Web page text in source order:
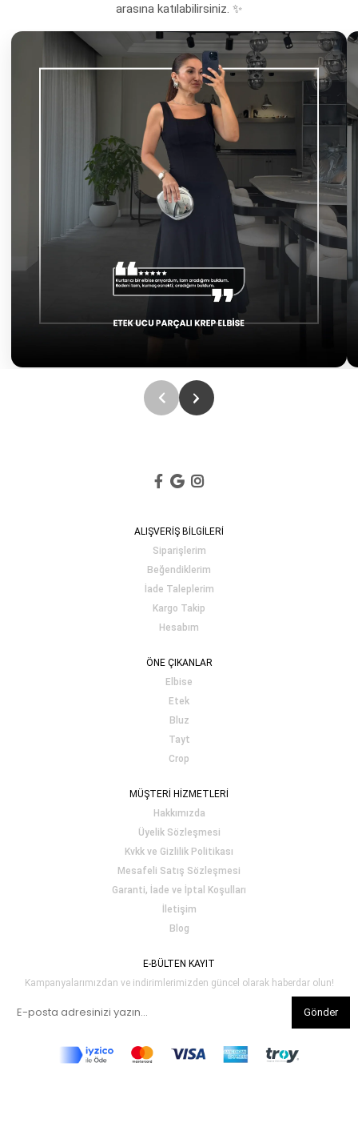
arasına katılabilirsiniz. ✨
ALIŞVERİŞ BİLGİLERİ
Siparişlerim
Beğendiklerim
İade Taleplerim
Kargo Takip
Hesabım
ÖNE ÇIKANLAR
Elbise
Etek
Bluz
Tayt
Crop
MÜŞTERİ HİZMETLERİ
Hakkımızda
Üyelik Sözleşmesi
Kvkk ve Gizlilik Politikası
Mesafeli Satış Sözleşmesi
Garanti, İade ve İptal Koşulları
İletişim
Blog
E-BÜLTEN KAYIT
Kampanyalarımızdan ve indirimlerimizden güncel olarak haberdar olun!
Gönder